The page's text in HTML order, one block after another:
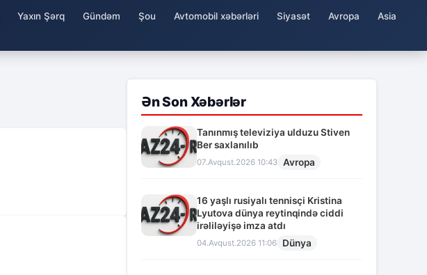
Yaxın Şərq Gündəm Şou Avtomobil xəbərləri Siyasət Avropa
Asia
Ən Son Xəbərlər
Tanınmış televiziya ulduzu Stiven
Ber saxlanılıb
07.Avqust.2026 10:43 Avropa
16 yaşlı rusiyalı tennisçi Kristina
Lyutova dünya reytinqində ciddi
irəliləyişə imza atdı
04.Avqust.2026 11:06 Dünya